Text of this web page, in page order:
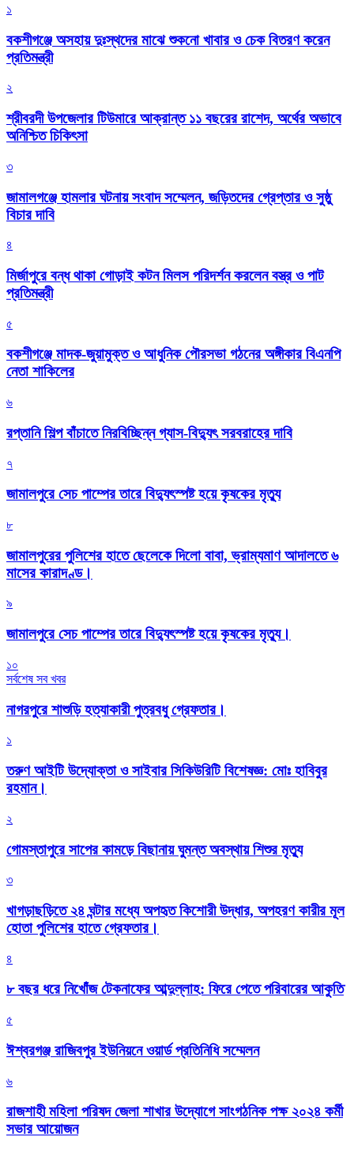
১
বকশীগঞ্জে অসহায় দুঃস্থদের মাঝে শুকনো খাবার ও চেক বিতরণ করেন
প্রতিমন্ত্রী
২
শ্রীবরদী উপজেলার টিউমারে আক্রান্ত ১১ বছরের রাশেদ, অর্থের অভাবে
অনিশ্চিত চিকিৎসা
৩
জামালগঞ্জে হামলার ঘটনায় সংবাদ সম্মেলন, জড়িতদের গ্রেপ্তার ও সুষ্ঠু
বিচার দাবি
৪
মির্জাপুরে বন্ধ থাকা গোড়াই কটন মিলস পরিদর্শন করলেন বস্ত্র ও পাট
প্রতিমন্ত্রী
৫
বকশীগঞ্জে মাদক-জুয়ামুক্ত ও আধুনিক পৌরসভা গঠনের অঙ্গীকার বিএনপি
নেতা শাকিলের
৬
রপ্তানি শিল্প বাঁচাতে নিরবিচ্ছিন্ন গ্যাস-বিদ্যুৎ সরবরাহের দাবি
৭
জামালপুরে সেচ পাম্পের তারে বিদ্যুৎস্পষ্ট হয়ে কৃষকের মৃত্যু
৮
জামালপুরের পুলিশের হাতে ছেলেকে দিলো বাবা, ভ্রাম্যমাণ আদালতে ৬
মাসের কারাদণ্ড।
৯
জামালপুরে সেচ পাম্পের তারে বিদ্যুৎস্পষ্ট হয়ে কৃষকের মৃত্যু।
১০
সর্বশেষ সব খবর
নাগরপুরে শাশুড়ি হত্যাকারী পুত্রবধু গ্রেফতার।
১
তরুণ আইটি উদ্যোক্তা ও সাইবার সিকিউরিটি বিশেষজ্ঞ: মোঃ হাবিবুর
রহমান।
২
গোমস্তাপুরে সাপের কামড়ে বিছানায় ঘুমন্ত অবস্থায় শিশুর মৃত্যু
৩
খাগড়াছড়িতে ২৪ ঘন্টার মধ্যে অপহৃত কিশোরী উদ্ধার, অপহরণ কারীর মূল
হোতা পুলিশের হাতে গ্রেফতার।
৪
৮ বছর ধরে নিখোঁজ টেকনাফের আব্দুল্লাহ: ফিরে পেতে পরিবারের আকুতি
৫
ঈশ্বরগঞ্জ রাজিবপুর ইউনিয়নে ওয়ার্ড প্রতিনিধি সম্মেলন
৬
রাজশাহী মহিলা পরিষদ জেলা শাখার উদ্যোগে সাংগঠনিক পক্ষ ২০২৪ কর্মী
সভার আয়োজন